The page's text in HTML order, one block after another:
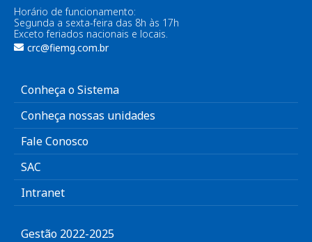
Horário de funcionamento:
Segunda a sexta-feira das 8h às 17h
Exceto feriados nacionais e locais.
crc@fiemg.com.br
Conheça o Sistema
Conheça nossas unidades
Fale Conosco
SAC
Intranet
Gestão 2022-2025